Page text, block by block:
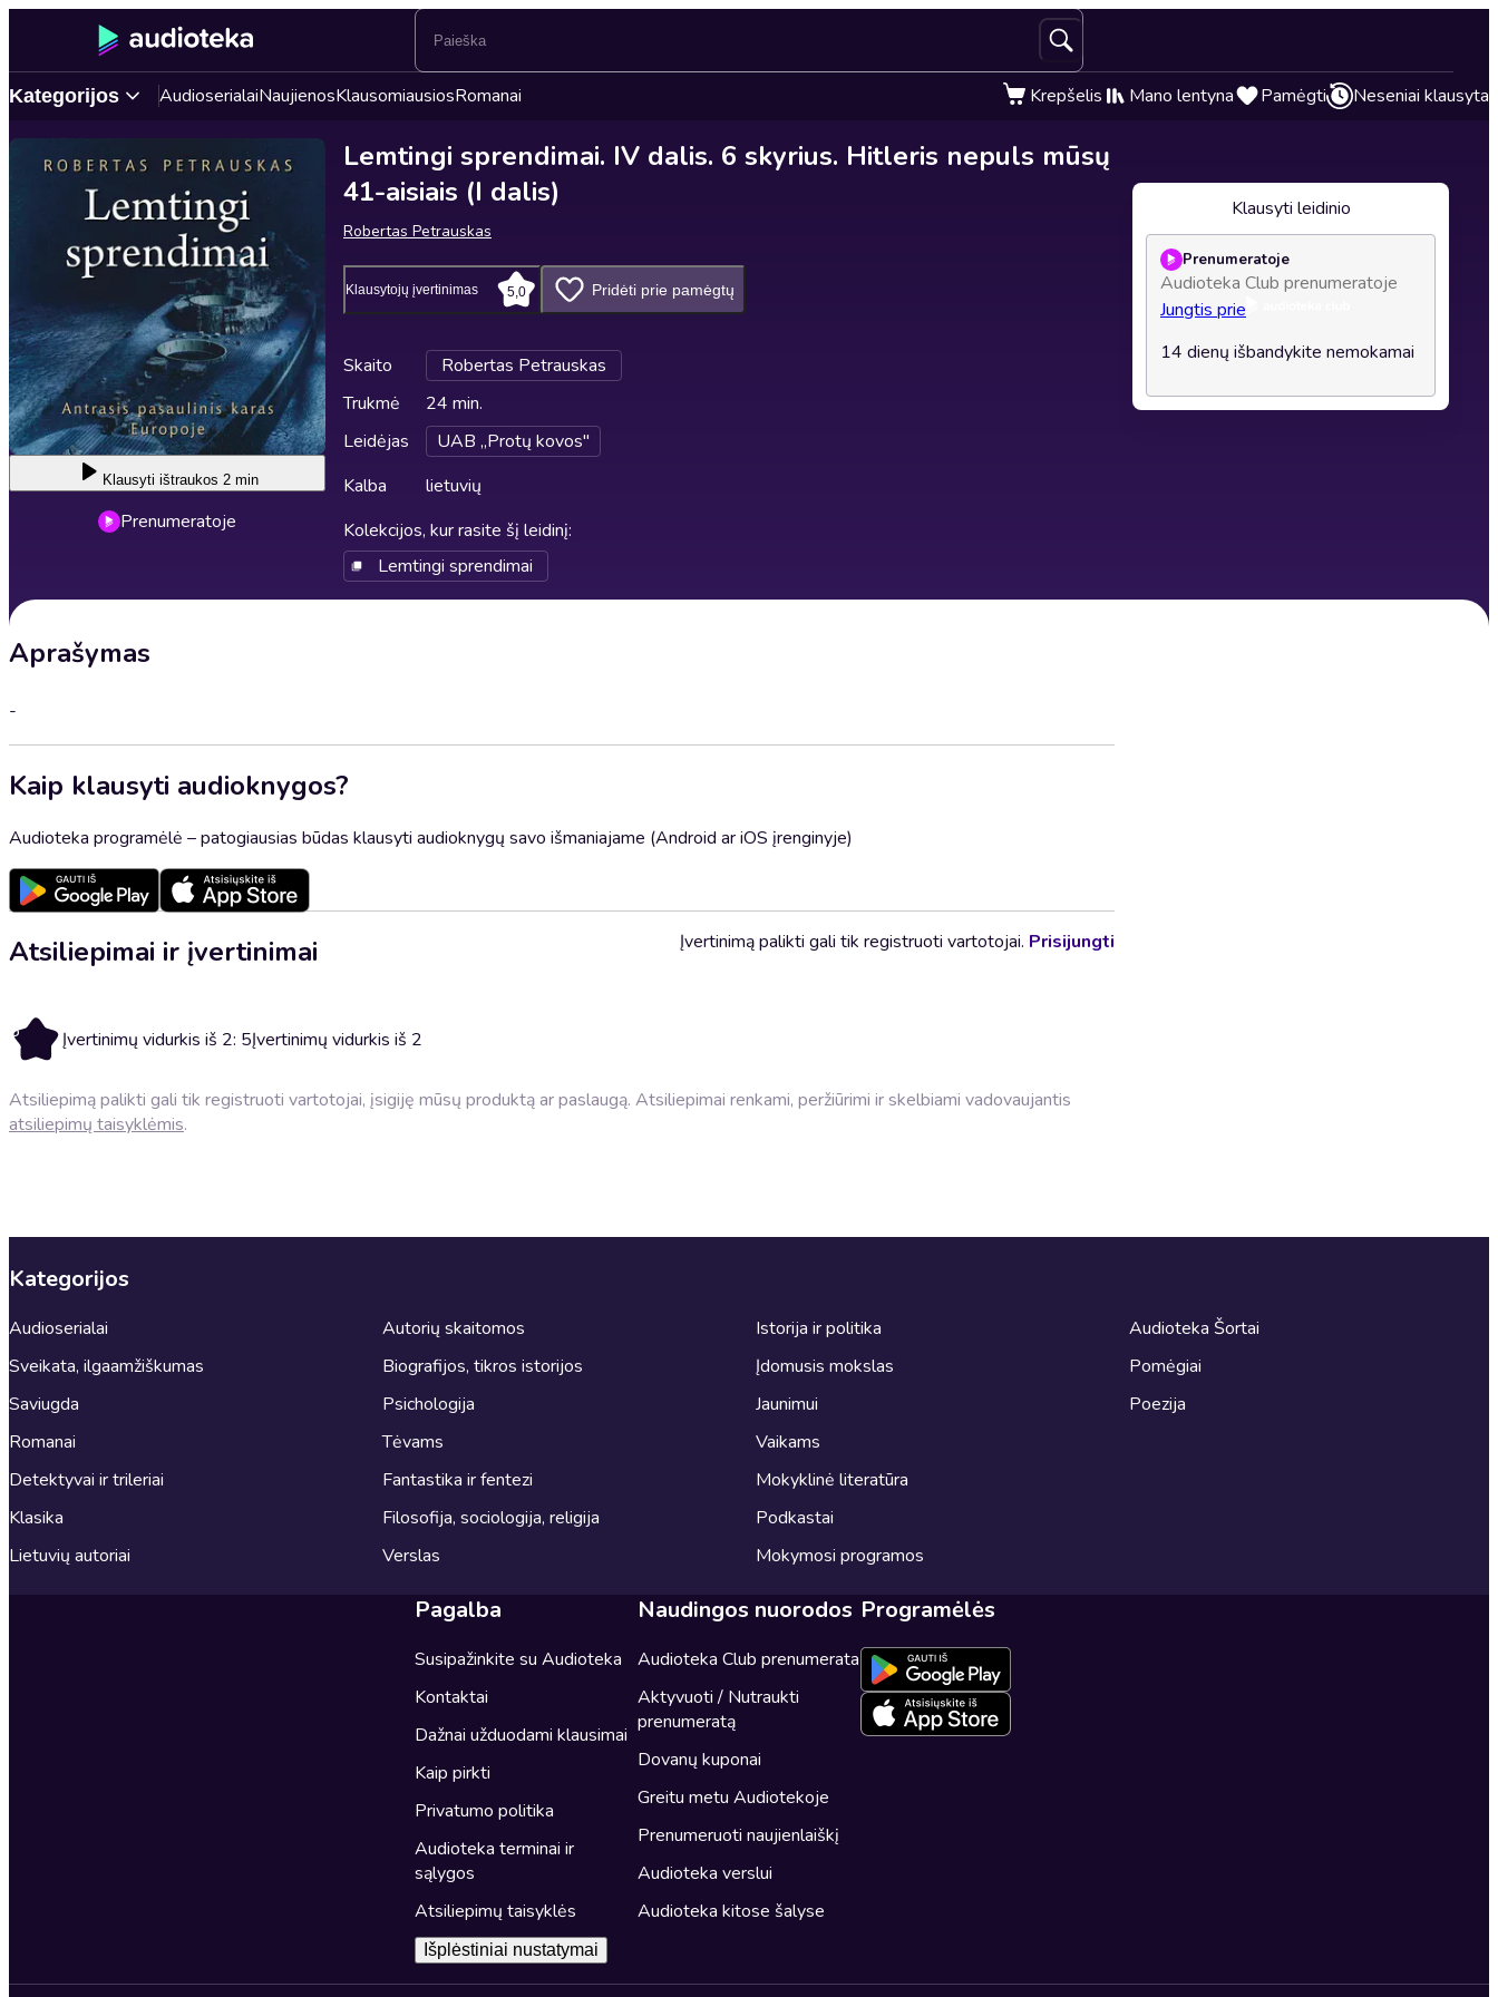
Kategorijos AudioserialaiNaujienosKlausomiausiosRomanai Krepšelis Mano lentyna Pamėgti Neseniai klausyta
Klausyti ištraukos 2 min
Prenumeratoje
Lemtingi sprendimai. IV dalis. 6 skyrius. Hitleris nepuls mūsų
41-aisiais (I dalis)
Robertas Petrauskas
Klausytojų įvertinimas 5,0 Pridėti prie pamėgtų
Skaito
Robertas Petrauskas
Trukmė
24 min.
Leidėjas
UAB „Protų kovos"
Kalba
lietuvių
Kolekcijos, kur rasite šį leidinį:
Lemtingi sprendimai
Aprašymas
-
Kaip klausyti audioknygos?
Audioteka programėlė – patogiausias būdas klausyti audioknygų savo išmaniajame (Android ar iOS įrenginyje)
Atsiliepimai ir įvertinimai
5 Įvertinimų vidurkis iš 2: 5Įvertinimų vidurkis iš 2
Įvertinimą palikti gali tik registruoti vartotojai. Prisijungti
Atsiliepimą palikti gali tik registruoti vartotojai, įsigiję mūsų produktą ar paslaugą. Atsiliepimai renkami, peržiūrimi ir skelbiami vadovaujantis
atsiliepimų taisyklėmis.
Klausyti leidinio
Prenumeratoje
Audioteka Club prenumeratoje
Jungtis prie
14 dienų išbandykite nemokamai
Kategorijos
Audioserialai
Sveikata, ilgaamžiškumas
Saviugda
Romanai
Detektyvai ir trileriai
Klasika
Lietuvių autoriai
Autorių skaitomos
Biografijos, tikros istorijos
Psichologija
Tėvams
Fantastika ir fentezi
Filosofija, sociologija, religija
Verslas
Istorija ir politika
Įdomusis mokslas
Jaunimui
Vaikams
Mokyklinė literatūra
Podkastai
Mokymosi programos
Audioteka Šortai
Pomėgiai
Poezija
Pagalba
Susipažinkite su Audioteka
Kontaktai
Dažnai užduodami klausimai
Kaip pirkti
Privatumo politika
Audioteka terminai ir
sąlygos
Atsiliepimų taisyklės
Išplėstiniai nustatymai
Naudingos nuorodos
Audioteka Club prenumerata
Aktyvuoti / Nutraukti
prenumeratą
Dovanų kuponai
Greitu metu Audiotekoje
Prenumeruoti naujienlaiškį
Audioteka verslui
Audioteka kitose šalyse
Programėlės